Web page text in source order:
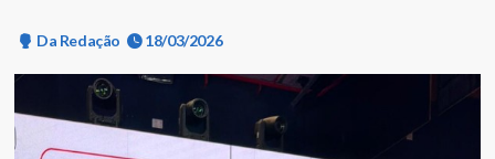
Da Redação 18/03/2026